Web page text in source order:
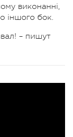
виконанні,
іншого бок.
– пишут